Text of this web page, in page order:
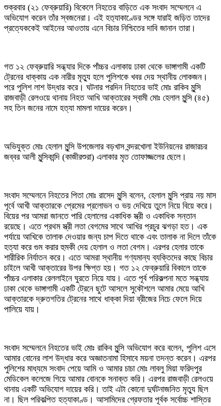
শুক্রবার (২১ ফেব্রুয়ারি) বিকেলে নিহতের বাড়িতে এক সংবাদ সম্মেলনে এ
অভিযোগ করেন তাঁর স্বজনেরা। এই হত‍্যাকাণ্ডের সঙ্গে যারাই জড়িত তাদের
প্রত্যেককেই আইনের আওতায় এনে বিচার নিশ্চিতের দাবি জানান তারা।
গত ১২ ফেব্রুয়ারি সন্ধ্যার দিকে পাঁচ্চর এলাকায় ঢাকা থেকে ভাঙ্গাগামী একটি
ট্রেনের ধাক্কায় এক নারীর মৃত্যু হলে পুলিশকে খবর দেয় স্থানীয় লোকজন।
পরে পুলিশ লাশ উদ্ধার করে। ঘটনার পরদিন নিহতের ভাই মোঃ রাকিব মুন্সি
রাজবাড়ী রেলওয়ে থানায় নিহত আখি আক্তারের স্বামী মোঃ হেলাল মুন্সি (৪৫)
সহ তিন জনের নামে হত্যা মামলা দায়ের করেন।
অভিযুক্ত মোঃ হেলাল মুন্সি উপজেলার বড়খাস বন্দরখোলা ইউনিয়নের রাজারচর
জব্বর আলী মুন্সিকান্দি (কাজীরশুরা) এলাকার মৃত তোফাজ্জলের ছেলে।
সংবাদ সম্মেলনে নিহতের পিতা মোঃ রাসেদ মুন্সি বলেন, হেলাল মুন্সি প্রায় নয় মাস
পূর্বে আখী আক্তারকে প্রেমের প্রলোভন ও ভয় দেখিয়ে তুলে নিয়ে বিয়ে করে।
বিয়ের পর আমরা জানতে পারি হেলালের একাধিক স্ত্রী ও একাধিক সন্তান
রয়েছে। এতে প্রথম স্ত্রী লতা বেগমের সাথে আখির প্রচুর ঝগড়া হত। এক
পর্যায়ে আখিকে তালাক দেওয়ার জন্য চাপ দিতে থাকে এবং তালাক না দিলে তাঁকে
হত্যা করে গুম করার হুমকী দেয় হেলাল ও লতা বেগম। এরপর হেলার তাকে
শারীরিক নির্যাতন করে। এতে আমরা স্থানীয় গণ্যমান্য ব্যক্তিদের কাছে বিচার
চাইলে আখী আক্তারের উপর ক্ষিপ্ত হয়। গত ১২ ফেব্রুয়ারি বিকালে তাকে
পাঁচ্চর এলাকার রেললাইনে ঘুরতে নিয়ে যায়। এতে পূর্ব পরিকল্পনা মতে সন্ধ্যায়
ঢাকা থেকে ভাঙ্গাগামী একটি ট্রেনে ছুটে আসলে সুকৌশলে আমার মেয়ে আখি
আক্তারকে দ্রুতগতির ট্রেনের সাথে ধাক্কা দিয়া ব্রীজের নিচে ফেলে দিয়ে
পালিয়ে যায়।
সংবাদ সম্মেলনে নিহতের ভাই মোঃ রাকিব মুন্সি অভিযোগ করে বলেন, পুলিশ এসে
আমার বোনের লাশ উদ্ধার করে অজ্ঞাতনামা হিসাবে ময়না তদন্ত করেন। এরপর
পুলিশের মাধ্যমে সংবাদ পেয়ে আমি ও আমার চাচা মোঃ লাবলু মিয়া ফরিদপুর
মেডিকেল কলেজে গিয়ে আমার বোনকে সনাক্ত করি। এরপর রাজবাড়ী রেলওয়ে
থানায় একটি অভিযোগ দায়ের করি। তাই এটা কোনো দুর্ঘটনাজনিত মৃত্যু ছিল
না। ছিল পরিকল্পিত হত্যাকাণ্ড। আসামিদের গ্রেফতার পূর্বক সর্বোচ্চ শাস্তির